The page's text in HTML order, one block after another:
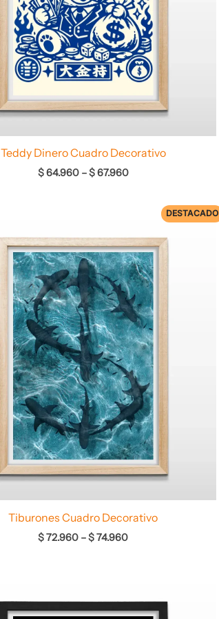
Teddy Dinero Cuadro Decorativo
$64.960 –$67.960
DESTACADO
Tiburones Cuadro Decorativo
$72.960 –$74.960
precios:
desde
$ 72.960
hasta
$ 74.960